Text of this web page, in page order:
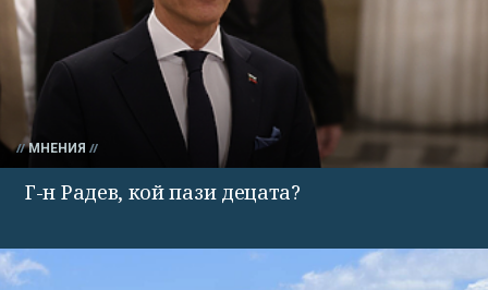
МНЕНИЯ
Г-н Радев, кой пази децата?